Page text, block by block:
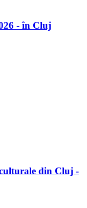
- în Cluj
din Cluj -